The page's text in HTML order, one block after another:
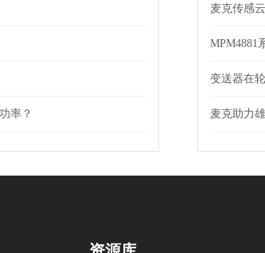
率？
麦克传感
MPM4881
变送器在
麦克助力